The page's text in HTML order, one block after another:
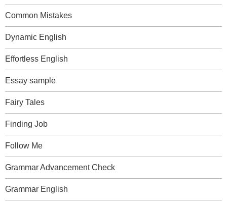
Common Mistakes
Dynamic English
Effortless English
Essay sample
Fairy Tales
Finding Job
Follow Me
Grammar Advancement Check
Grammar English